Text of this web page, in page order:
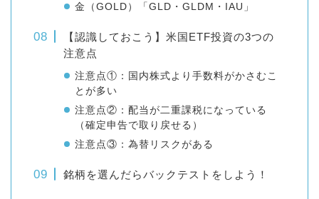
金（GOLD）「GLD・GLDM・IAU」
【認識しておこう】米国ETF投資の3つの
注意点
注意点①：国内株式より手数料がかさむこ
とが多い
注意点②：配当が二重課税になっている
（確定申告で取り戻せる）
注意点③：為替リスクがある
銘柄を選んだらバックテストをしよう！